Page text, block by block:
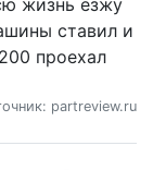
ставил и
проехал
partreview.ru